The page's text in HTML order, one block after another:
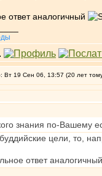
ответ аналогичный
Вт 19 Сен 06, 13:57 (20 лет
знания по-Вашему
цели, то,
ответ